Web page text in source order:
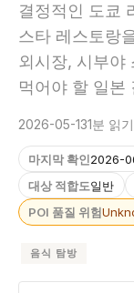
결정적인 도쿄
스타 레스토랑
외시장, 시부야
먹어야 할 일본
2026-05-131분 읽기
마지막 확인2026-
대상 적합도일반
POI 품질 위험
음식 탐방